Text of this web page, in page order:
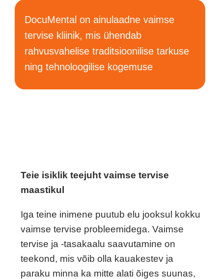
DocuMental on ainulaadne vaimse
tervise kliinik, mis ühendab
rahvusvahelise traditsioonilise tarkuse
ning tehnoloogilise kogemuse
Teie isiklik teejuht vaimse tervise
maastikul
Iga teine inimene puutub elu jooksul kokku
vaimse tervise probleemidega. Vaimse
tervise ja -tasakaalu saavutamine on
teekond, mis võib olla kauakestev ja
paraku minna ka mitte alati õiges suunas,